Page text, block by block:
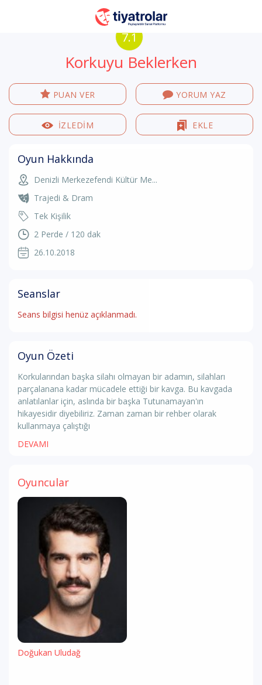
7.1
Korkuyu Beklerken
PUAN VER YORUM YAZ
İZLEDİM EKLE
Oyun Hakkında
Denizli Merkezefendi Kültür Me...
Trajedi & Dram
Tek Kişilik
2 Perde / 120 dak
26.10.2018
Seanslar
Seans bilgisi henüz açıklanmadı.
Oyun Özeti
Korkularından başka silahı olmayan bir adamın, silahları
parçalanana kadar mücadele ettiği bir kavga. Bu kavgada
anlatılanlar için, aslında bir başka Tutunamayan'ın
hikayesidir diyebiliriz. Zaman zaman bir rehber olarak
kullanmaya çalıştığı
DEVAMI
Oyuncular
Doğukan Uludağ